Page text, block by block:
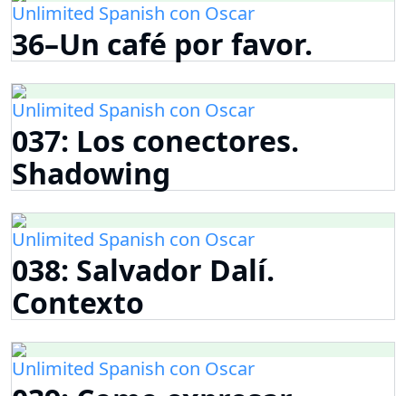
Unlimited Spanish con Oscar
36–Un café por favor.
Unlimited Spanish con Oscar
037: Los conectores.
Shadowing
Unlimited Spanish con Oscar
038: Salvador Dalí.
Contexto
Unlimited Spanish con Oscar